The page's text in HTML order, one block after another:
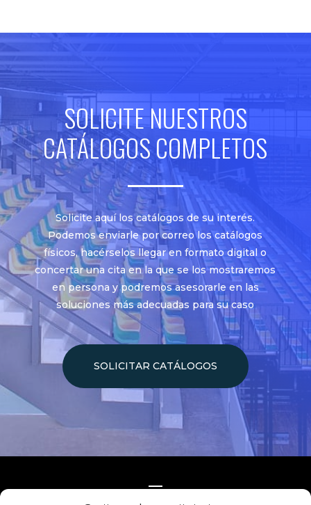
SOLICITE NUESTROS
CATÁLOGOS COMPLETOS
Solicite aquí los catálogos de su interés.
Podemos enviarle por correo los catálogos
físicos, hacérselos llegar en formato digital o
concertar una cita en la que se los mostraremos
en persona y podremos asesorarle en las
soluciones más adecuadas para su caso
SOLICITAR CATÁLOGOS